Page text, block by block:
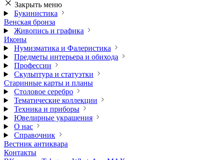
Закрыть меню
Букинистика
Венская бронза
Живопись и графика
Иконы
Нумизматика и Фалеристика
Предметы интерьера и обихода
Профессии
Скульптура и статуэтки
Старинные карты и планы
Столовое серебро
Тематические коллекции
Техника и приборы
Ювелирные украшения
О нас
Справочник
Вестник антиквара
Контакты